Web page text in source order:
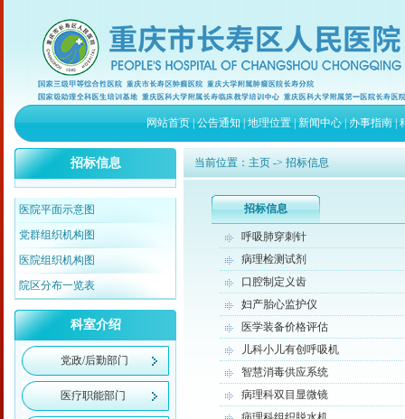
网站首页|公告通知|地理位置|新闻中心|办事指南|
招标信息
医院平面示意图
党群组织机构图
医院组织机构图
院区分布一览表
科室介绍
党政/后勤部门
医疗职能部门
当前位置： 主页 -> 招标信息
招标信息
呼吸肺穿刺针
病理检测试剂
口腔制定义齿
妇产胎心监护仪
医学装备价格评估
儿科小儿有创呼吸机
智慧消毒供应系统
病理科双目显微镜